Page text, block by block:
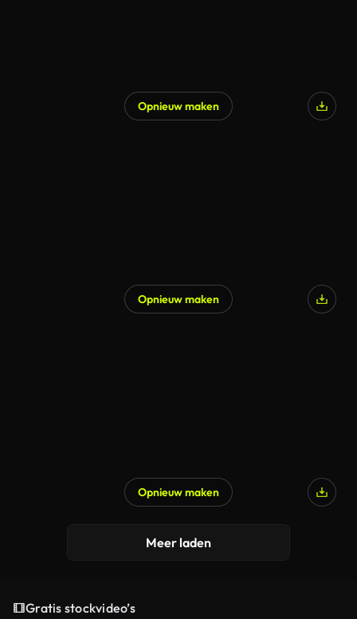
Opnieuw maken
Opnieuw maken
Opnieuw maken
Meer laden
Gratis stockvideo’s